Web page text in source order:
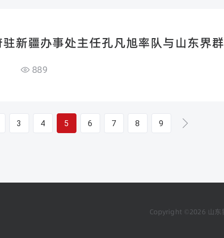
新疆办事处主任孔凡旭率队与山东界群
889
3 4 5 6 7 8 9
Copyright ©2026 山东